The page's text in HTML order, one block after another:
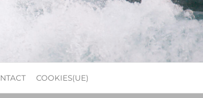
COOKIES(UE)